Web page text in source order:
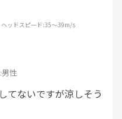
ヘッドスピード:35～39m/s
男性
てないですが涼しそう